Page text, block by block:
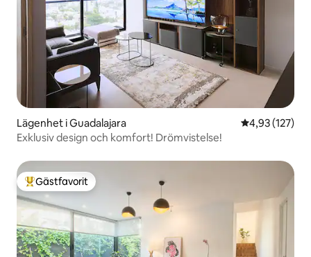
Lägenhet i Guadalajara 4,93 av 5 i
4,93 (127)
Exklusiv design och komfort! Drömvistelse!
Populär gästfavorit
Gästfavorit